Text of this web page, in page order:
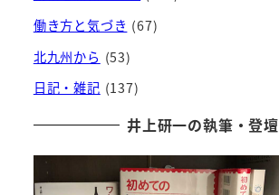
働き方と気づき (67)
北九州から (53)
日記・雑記 (137)
井上研一の執筆・登壇